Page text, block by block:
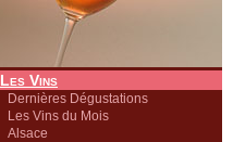
Les Vins
Dernières Dégustations
Les Vins du Mois
Alsace